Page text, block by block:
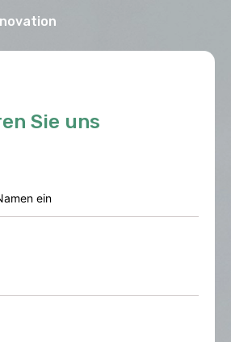
Sie uns